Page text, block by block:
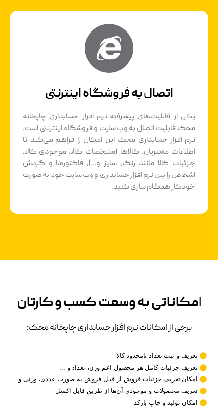
اتصال به فروشگاه اینترنتی
یکی از قابلیت‌های پیشرفته نرم افزار حسابداری چاپخانه
محک قابلیت اتصال به وب سایت و فروشگاه اینترنتی است.
نرم افزار حسابداری محک این امکان را فراهم می‌کند تا
اطلاعات مشتریان، کالاها (مشخصات کالا، موجودی کالا،
جزئیات کالا مانند رنگ، سایز و…)، فاکتورها و گردش
اشخاص را بین نرم افزار حسابداری و وب سایت خود به صورت
خودکار همگام سازی کنید.
امکاناتی به وسعت کسب و کارتان
برخی از امکانات نرم افزار حسابداری چاپخانه محک:
تعریف و ثبت تعداد نامحدود کالا
تعریف جزئیات کامل هر محصول اعم وزن، تعداد و ...
امکان تعریف جزئیات فروش از قبیل فروش به صورت عددی، وزنی و ...
تعریف محصولات و موجودی آن‌ها از طریق فایل اکسل
امکان تولید و چاپ بارکد